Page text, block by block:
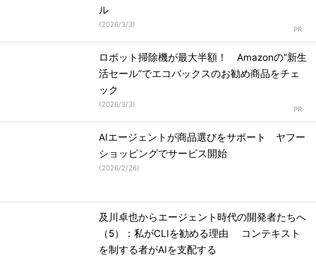
ル
(2026/3/3)
ロボット掃除機が最大半額！ Amazonの“新生
活セール”でエコバックスのお勧め商品をチェ
ック
(2026/3/3)
AIエージェントが商品選びをサポート ヤフー
ショッピングでサービス開始
(2026/2/26)
及川卓也からエージェント時代の開発者たちへ
（5）：私がCLIを勧める理由 コンテキスト
を制する者がAIを支配する